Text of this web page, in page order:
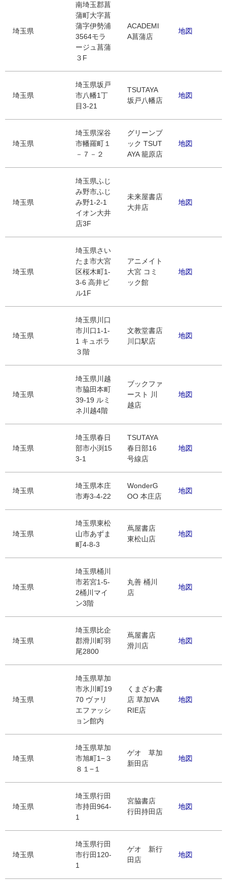
埼玉県
南埼玉郡菖
蒲町大字菖
蒲字伊勢浦
3564モラ
ージュ菖蒲
３F
ACADEMI
A菖蒲店
地図
埼玉県
埼玉県坂戸
市八幡1丁
目3-21
TSUTAYA
坂戸八幡店
地図
埼玉県
埼玉県深谷
市幡羅町１
－７－２
グリーンブ
ック TSUT
AYA 籠原店
地図
埼玉県
埼玉県ふじ
み野市ふじ
み野1-2-1
イオン大井
店3F
未来屋書店
大井店
地図
埼玉県
埼玉県さい
たま市大宮
区桜木町1-
3-6 高井ビ
ル1F
アニメイト
大宮 コミ
ック館
地図
埼玉県
埼玉県川口
市川口1-1-
1 キュポラ
３階
文教堂書店
川口駅店
地図
埼玉県
埼玉県川越
市脇田本町
39-19 ルミ
ネ川越4階
ブックファ
ースト 川
越店
地図
埼玉県
埼玉県春日
部市小渕15
3-1
TSUTAYA
春日部16
号線店
地図
埼玉県
埼玉県本庄
市寿3-4-22
WonderG
OO 本庄店
地図
埼玉県
埼玉県東松
山市あずま
町4-8-3
蔦屋書店
東松山店
地図
埼玉県
埼玉県桶川
市若宮1-5-
2桶川マイ
ン3階
丸善 桶川
店
地図
埼玉県
埼玉県比企
郡滑川町羽
尾2800
蔦屋書店
滑川店
地図
埼玉県
埼玉県草加
市氷川町19
70 ヴァリ
エファッシ
ョン館内
くまざわ書
店 草加VA
RIE店
地図
埼玉県
埼玉県草加
市旭町1−３
８１−１
ゲオ 草加
新田店
地図
埼玉県
埼玉県行田
市持田964-
1
宮脇書店
行田持田店
地図
埼玉県
埼玉県行田
市行田120-
1
ゲオ 新行
田店
地図